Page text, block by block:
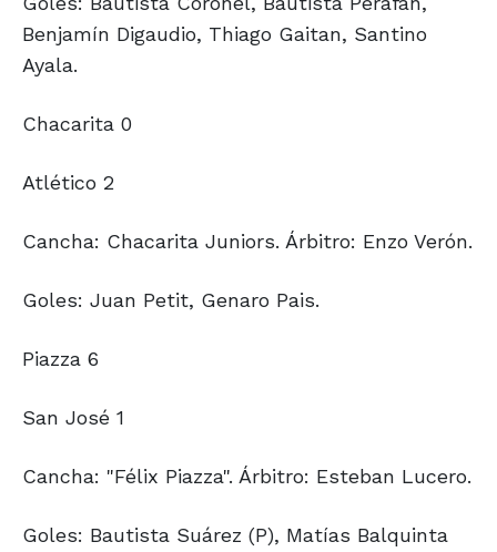
Benjamín Digaudio, Thiago Gaitan, Santino
Ayala.
Chacarita 0
Atlético 2
Cancha: Chacarita Juniors. Árbitro: Enzo Verón.
Goles: Juan Petit, Genaro Pais.
Piazza 6
San José 1
Cancha: "Félix Piazza". Árbitro: Esteban Lucero.
Goles: Bautista Suárez (P), Matías Balquinta